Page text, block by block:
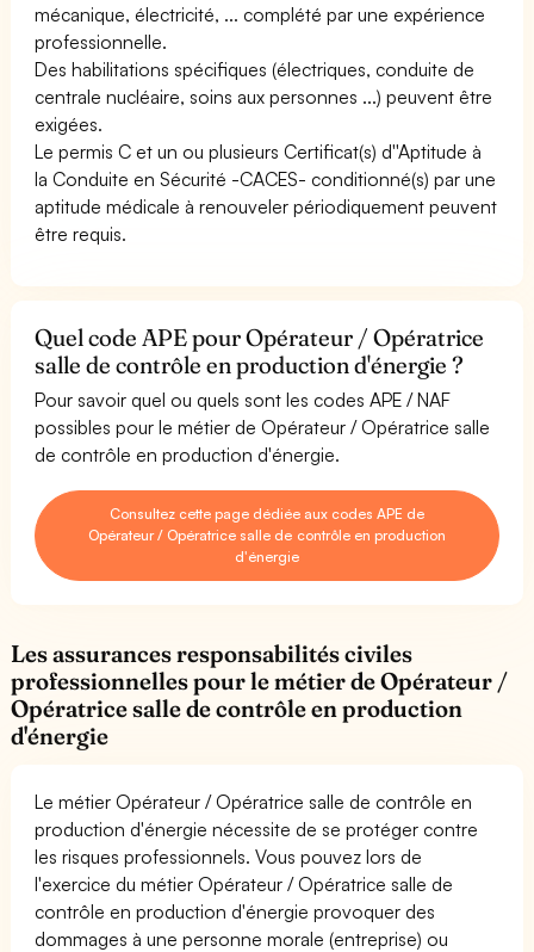
mécanique, électricité, ... complété par une expérience
professionnelle.
Des habilitations spécifiques (électriques, conduite de
centrale nucléaire, soins aux personnes ...) peuvent être
exigées.
Le permis C et un ou plusieurs Certificat(s) d''Aptitude à
la Conduite en Sécurité -CACES- conditionné(s) par une
aptitude médicale à renouveler périodiquement peuvent
être requis.
Quel code APE pour Opérateur / Opératrice
salle de contrôle en production d'énergie ?
Pour savoir quel ou quels sont les codes APE / NAF
possibles pour le métier de Opérateur / Opératrice salle
de contrôle en production d'énergie.
Consultez cette page dédiée aux codes APE de
Opérateur / Opératrice salle de contrôle en production
d'énergie
Les assurances responsabilités civiles
professionnelles pour le métier de Opérateur /
Opératrice salle de contrôle en production
d'énergie
Le métier Opérateur / Opératrice salle de contrôle en
production d'énergie nécessite de se protéger contre
les risques professionnels. Vous pouvez lors de
l'exercice du métier Opérateur / Opératrice salle de
contrôle en production d'énergie provoquer des
dommages à une personne morale (entreprise) ou